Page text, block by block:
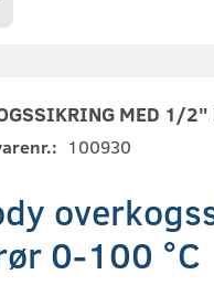
MED 1/
100930
0-100 °C